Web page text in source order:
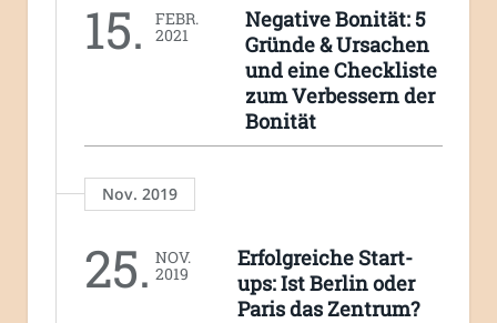
15. FEBR.
2021
Negative Bonität: 5
Gründe & Ursachen
und eine Checkliste
zum Verbessern der
Bonität
Nov. 2019
25. NOV.
2019
Erfolgreiche Start-
ups: Ist Berlin oder
Paris das Zentrum?